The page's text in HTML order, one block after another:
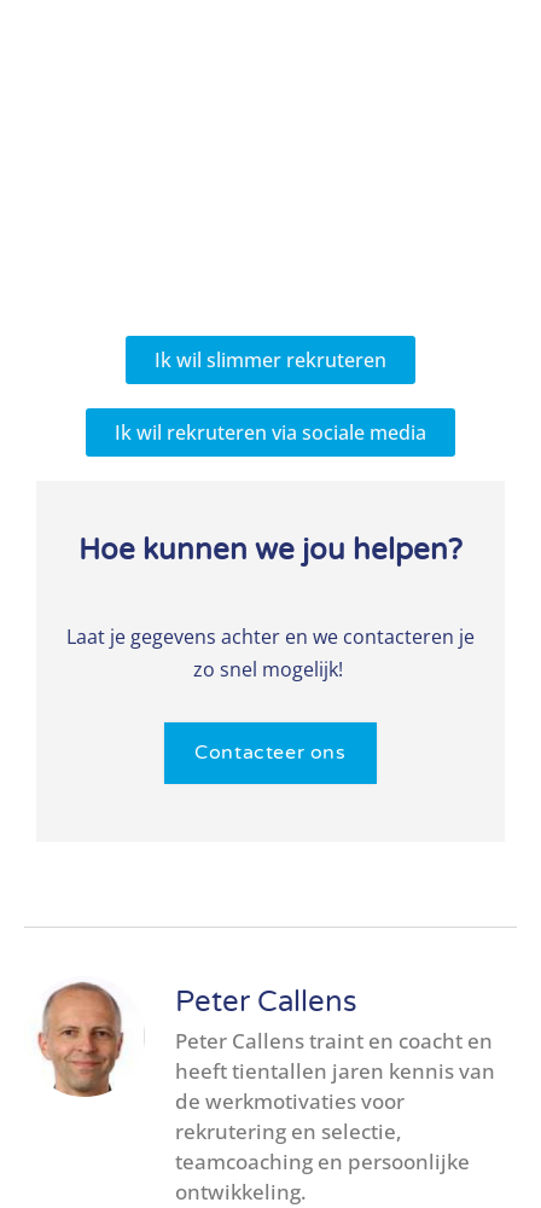
Ik wil slimmer rekruteren
Ik wil rekruteren via sociale media
Hoe kunnen we jou helpen?
Laat je gegevens achter en we contacteren je
zo snel mogelijk!
Contacteer ons
Peter Callens
Peter Callens traint en coacht en
heeft tientallen jaren kennis van
de werkmotivaties voor
rekrutering en selectie,
teamcoaching en persoonlijke
ontwikkeling.